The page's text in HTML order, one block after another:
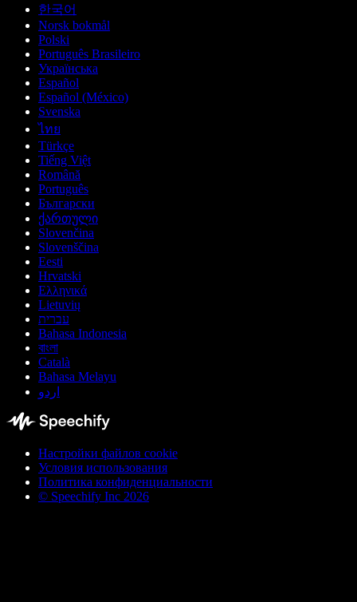
한국어
Norsk bokmål
Polski
Português Brasileiro
Українська
Español
Español (México)
Svenska
ไทย
Türkçe
Tiếng Việt
Română
Português
Български
ქართული
Slovenčina
Slovenščina
Eesti
Hrvatski
Ελληνικά
Lietuvių
עברית
Bahasa Indonesia
বাংলা
Català
Bahasa Melayu
اردو
Настройки файлов cookie
Условия использования
Политика конфиденциальности
© Speechify Inc 2026